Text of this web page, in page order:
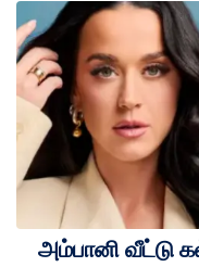
அம்பானி வீட்டு